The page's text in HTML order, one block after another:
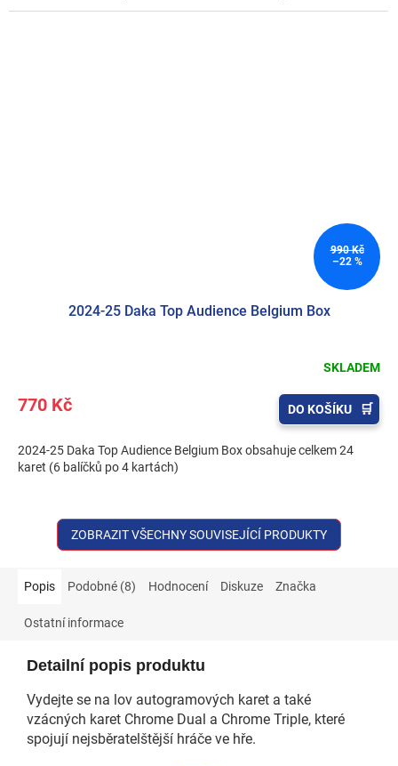
990 Kč
–22 %
2024-25 Daka Top Audience Belgium Box
SKLADEM
770 Kč DO KOŠÍKU
2024-25 Daka Top Audience Belgium Box obsahuje celkem 24
karet (6 balíčků po 4 kartách)
ZOBRAZIT VŠECHNY SOUVISEJÍCÍ PRODUKTY
Popis Podobné (8) Hodnocení Diskuze Značka
Ostatní informace
Detailní popis produktu
Vydejte se na lov autogramových karet a také
vzácných karet Chrome Dual a Chrome Triple, které
spojují nejsběratelštější hráče ve hře.